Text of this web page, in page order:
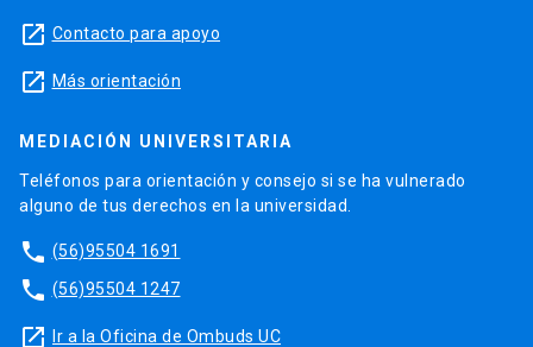
launch Contacto para apoyo
launch Más orientación
MEDIACIÓN UNIVERSITARIA
Teléfonos para orientación y consejo si se ha vulnerado
alguno de tus derechos en la universidad.
phone (56)95504 1691
phone (56)95504 1247
launch Ir a la Oficina de Ombuds UC